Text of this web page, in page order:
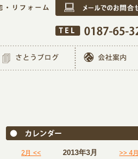
2月 << 2013年3月 >> 4月